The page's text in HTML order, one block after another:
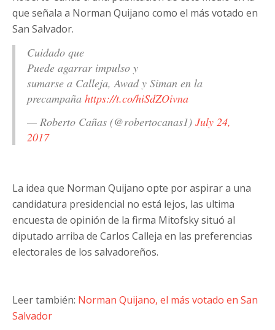
que señala a Norman Quijano como el más votado en
San Salvador.
Cuidado que
Puede agarrar impulso y
sumarse a Calleja, Awad y Siman en la
precampaña https://t.co/hiSdZOivna
— Roberto Cañas (@robertocanas1) July 24,
2017
La idea que Norman Quijano opte por aspirar a una
candidatura presidencial no está lejos, las ultima
encuesta de opinión de la firma Mitofsky situó al
diputado arriba de Carlos Calleja en las preferencias
electorales de los salvadoreños.
Leer también: Norman Quijano, el más votado en San
Salvador